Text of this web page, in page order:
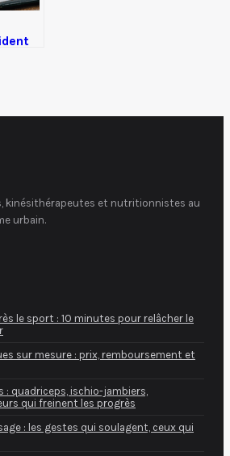
kinésithérapeutes et nutritionnistes au
urbain.
le sport : 10 minutes pour relâcher le
sur mesure : prix, remboursement et
: quadriceps, ischio-jambiers,
qui freinent les progrès
: les gestes qui soulagent, ceux qui